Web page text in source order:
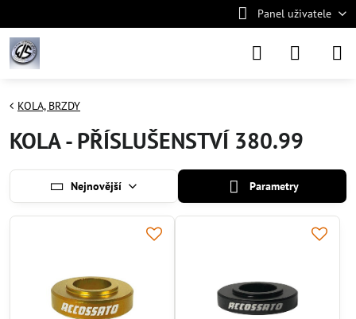
Panel uživatele
KOLA, BRZDY
KOLA - PŘÍSLUŠENSTVÍ 380.99
Nejnovější Parametry